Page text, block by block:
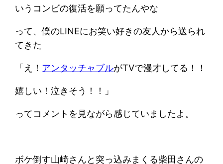
いうコンビの復活を願ってたんやな
って、僕のLINEにお笑い好きの友人から送られ
てきた
「え！ アンタッチャブルがTVで漫才してる！！
嬉しい！泣きそう！！」
ってコメントを見ながら感じていましたよ。
ボケ倒す山崎さんと突っ込みまくる柴田さんの